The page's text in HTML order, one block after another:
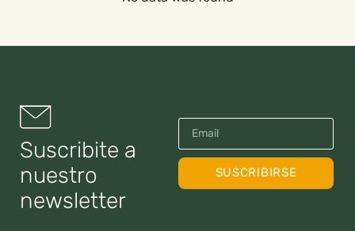
Suscribite a
nuestro
newsletter
SUSCRIBIRSE